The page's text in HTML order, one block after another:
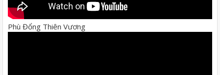
Phù Đổng Thiên Vương